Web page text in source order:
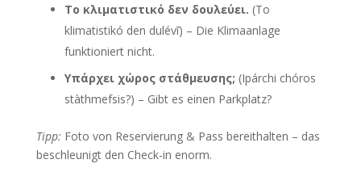
Το κλιματιστικό δεν δουλεύει. (To
klimatistikó den dulévī) – Die Klimaanlage
funktioniert nicht.
Υπάρχει χώρος στάθμευσης; (Ipárchi chóros
stàthmefsis?) – Gibt es einen Parkplatz?
Tipp: Foto von Reservierung & Pass bereithalten – das
beschleunigt den Check-in enorm.